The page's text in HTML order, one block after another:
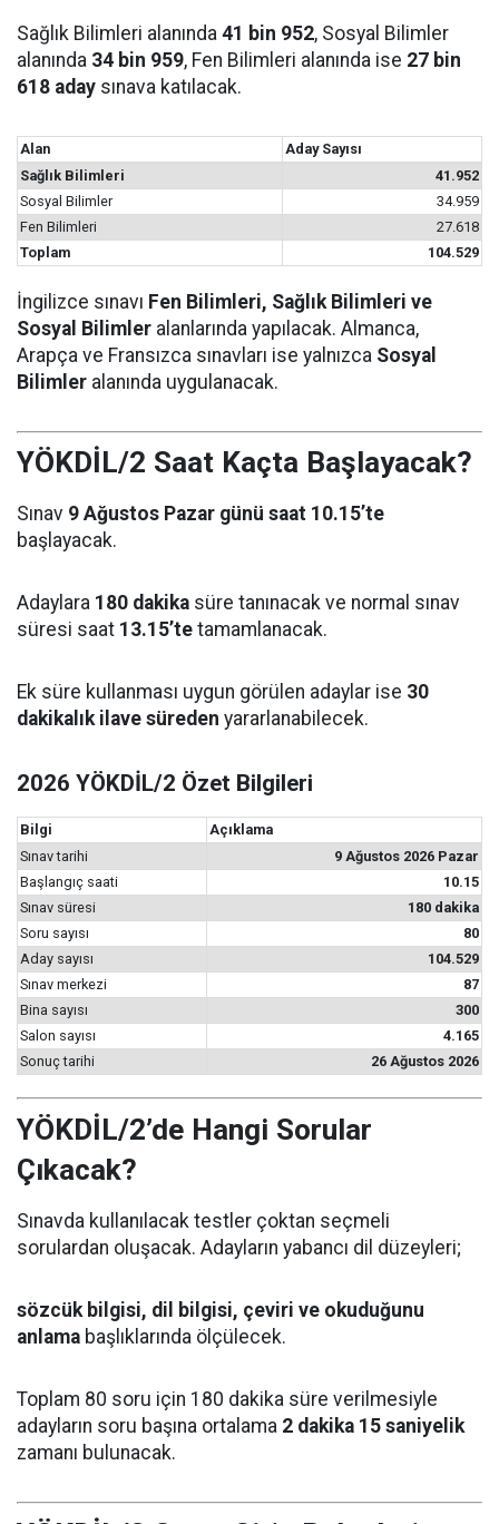
Sağlık Bilimleri alanında 41 bin 952, Sosyal Bilimler
alanında 34 bin 959, Fen Bilimleri alanında ise 27 bin
618 aday sınava katılacak.
Alan
Aday Sayısı
Sağlık Bilimleri
41.952
Sosyal Bilimler
34.959
Fen Bilimleri
27.618
Toplam
104.529
İngilizce sınavı Fen Bilimleri, Sağlık Bilimleri ve
Sosyal Bilimler alanlarında yapılacak. Almanca,
Arapça ve Fransızca sınavları ise yalnızca Sosyal
Bilimler alanında uygulanacak.
YÖKDİL/2 Saat Kaçta Başlayacak?
Sınav 9 Ağustos Pazar günü saat 10.15’te
başlayacak.
Adaylara 180 dakika süre tanınacak ve normal sınav
süresi saat 13.15’te tamamlanacak.
Ek süre kullanması uygun görülen adaylar ise 30
dakikalık ilave süreden yararlanabilecek.
2026 YÖKDİL/2 Özet Bilgileri
Bilgi
Açıklama
Sınav tarihi
9 Ağustos 2026 Pazar
Başlangıç saati
10.15
Sınav süresi
180 dakika
Soru sayısı
80
Aday sayısı
104.529
Sınav merkezi
87
Bina sayısı
300
Salon sayısı
4.165
Sonuç tarihi
26 Ağustos 2026
YÖKDİL/2’de Hangi Sorular
Çıkacak?
Sınavda kullanılacak testler çoktan seçmeli
sorulardan oluşacak. Adayların yabancı dil düzeyleri;
sözcük bilgisi, dil bilgisi, çeviri ve okuduğunu
anlama başlıklarında ölçülecek.
Toplam 80 soru için 180 dakika süre verilmesiyle
adayların soru başına ortalama 2 dakika 15 saniyelik
zamanı bulunacak.